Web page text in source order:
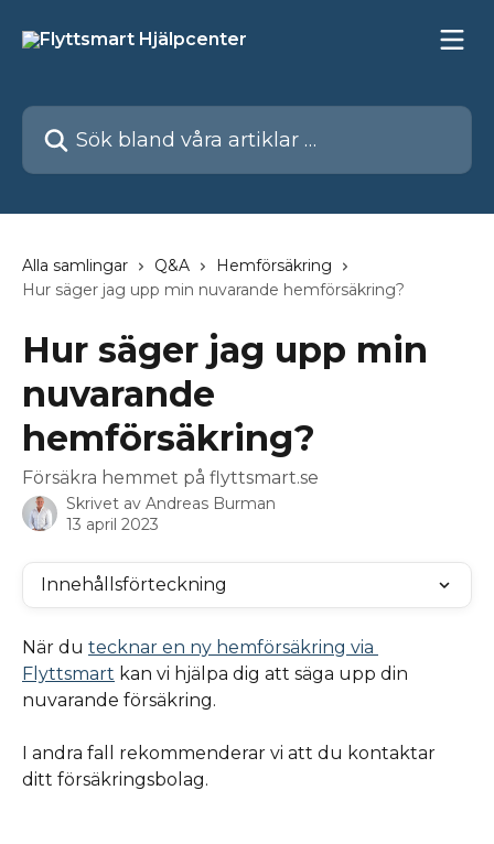
Sök bland våra artiklar …
Alla samlingar Q&A
Hemförsäkring
Hur säger jag upp min nuvarande hemförsäkring?
Hur säger jag upp min
nuvarande
hemförsäkring?
Försäkra hemmet på flyttsmart.se
Skrivet av Andreas Burman
13 april 2023
Innehållsförteckning
När du tecknar en ny hemförsäkring via
Flyttsmart kan vi hjälpa dig att säga upp din
nuvarande försäkring.
I andra fall rekommenderar vi att du kontaktar
ditt försäkringsbolag.